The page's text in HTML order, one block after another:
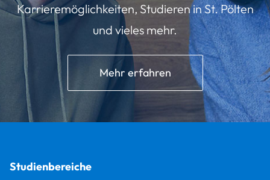
Karrieremöglichkeiten, Studieren in St. Pölten
und vieles mehr.
Mehr erfahren
Studienbereiche